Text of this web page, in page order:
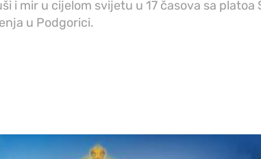
i mir u cijelom svijetu u 17 časova sa platoa
u Podgorici.